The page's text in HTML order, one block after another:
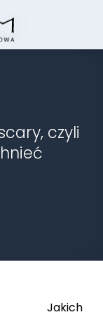
czyli
Jakich